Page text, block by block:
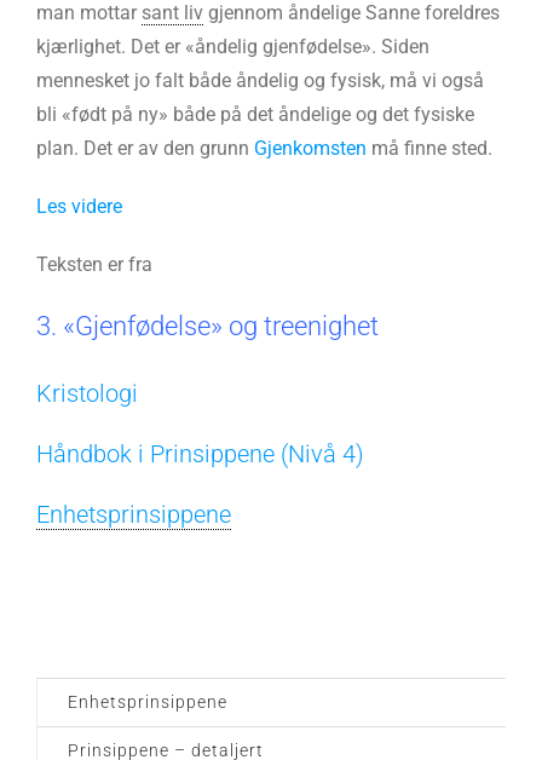
man mottar sant liv gjennom åndelige Sanne foreldres
kjærlighet. Det er «åndelig gjenfødelse». Siden
mennesket jo falt både åndelig og fysisk, må vi også
bli «født på ny» både på det åndelige og det fysiske
plan. Det er av den grunn Gjenkomsten må finne sted.
Les videre
Teksten er fra
3. «Gjenfødelse» og treenighet
Kristologi
Håndbok i Prinsippene (Nivå 4)
Enhetsprinsippene
Enhetsprinsippene
Prinsippene – detaljert